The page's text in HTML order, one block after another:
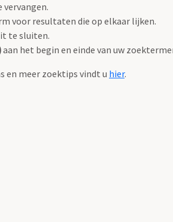
voor resultaten die op elkaar lijken.
te sluiten.
aan het begin en einde van uw
en meer zoektips vindt u hier.